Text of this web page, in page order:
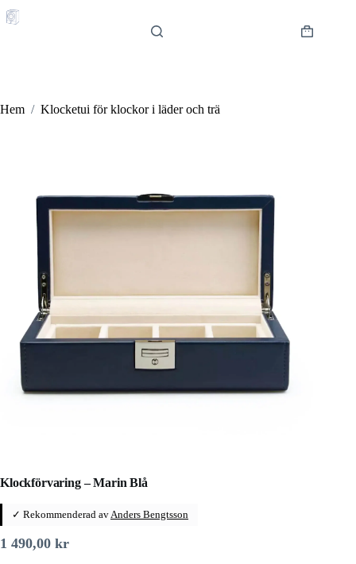
till
Varukorg
Hem / Klocketui för klockor i läder och trä
Klockförvaring – Marin Blå
✓ Rekommenderad av Anders Bengtsson
1 490,00 kr